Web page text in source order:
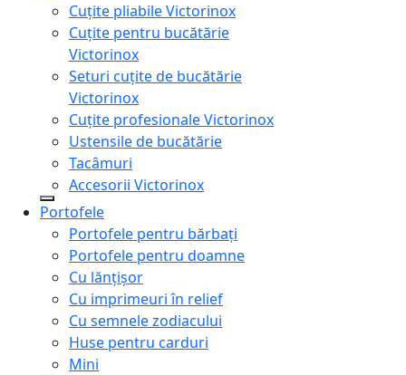
Cuțite pliabile Victorinox
Cuțite pentru bucătărie
Victorinox
Seturi cuțite de bucătărie
Victorinox
Cuțite profesionale Victorinox
Ustensile de bucătărie
Tacâmuri
Accesorii Victorinox
Portofele
Portofele pentru bărbați
Portofele pentru doamne
Cu lănțișor
Cu imprimeuri în relief
Cu semnele zodiacului
Huse pentru carduri
Mini